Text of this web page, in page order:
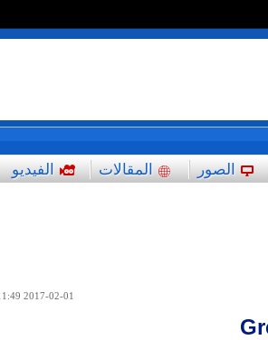
الصور المقالات الفيديو
2017-02-01 11:49